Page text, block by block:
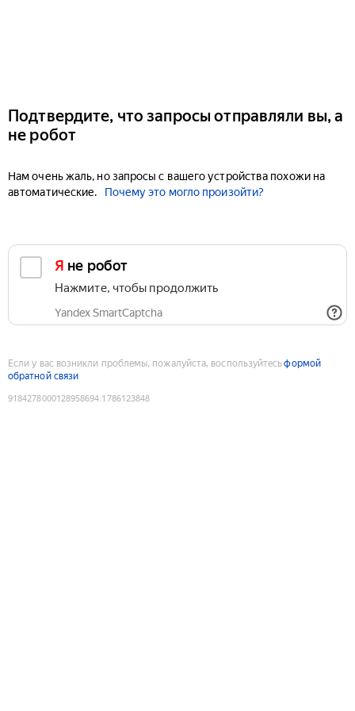
Подтвердите, что запросы отправляли вы, а
не робот
Нам очень жаль, но запросы с вашего устройства похожи на
автоматические.
Почему это могло произойти?
Я не робот
Нажмите, чтобы продолжить
Yandex SmartCaptcha
Если у вас возникли проблемы, пожалуйста, воспользуйтесьформой
обратной связи
9184278000128958694:1786123848